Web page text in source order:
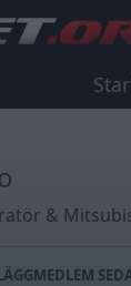
&
MEDLEM